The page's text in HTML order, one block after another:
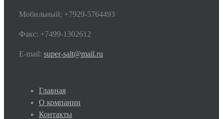
Мобильный: +7929-5764493
Факс: +7499-1302612
E-mail: super-salt@mail.ru
Главная
О компании
Контакты